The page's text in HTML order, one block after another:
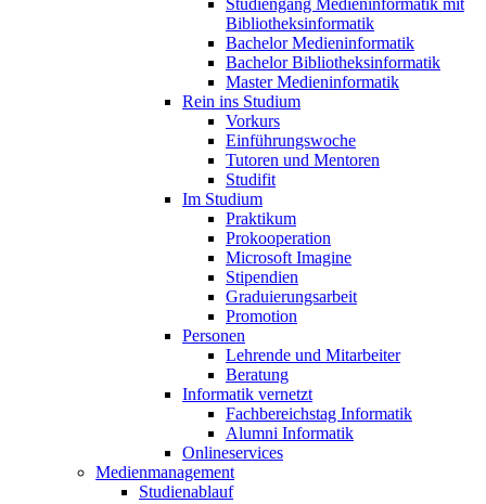
Bibliotheksinformatik
Bachelor Medieninformatik
Bachelor Bibliotheksinformatik
Master Medieninformatik
Rein ins Studium
Vorkurs
Einführungswoche
Tutoren und Mentoren
Studifit
Im Studium
Praktikum
Prokooperation
Microsoft Imagine
Stipendien
Graduierungsarbeit
Promotion
Personen
Lehrende und Mitarbeiter
Beratung
Informatik vernetzt
Fachbereichstag Informatik
Alumni Informatik
Onlineservices
Medienmanagement
Studienablauf